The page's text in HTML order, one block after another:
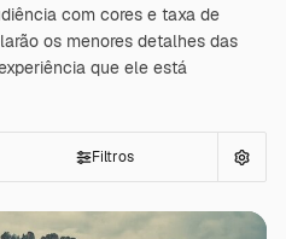
com cores e taxa de
os menores detalhes das
que ele está
Filtros